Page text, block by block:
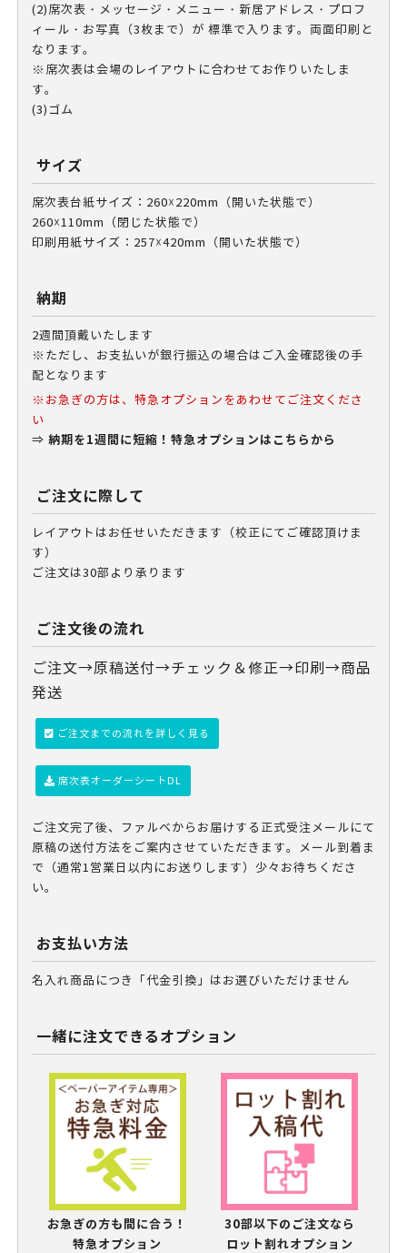
(2)席次表・メッセージ・メニュー・新居アドレス・プロフ
ィール・お写真（3枚まで）が 標準で入ります。両面印刷と
なります。
※席次表は会場のレイアウトに合わせてお作りいたしま
す。
(3)ゴム
サイズ
席次表台紙サイズ：260☓220mm（開いた状態で）
260☓110mm（閉じた状態で）
印刷用紙サイズ：257☓420mm（開いた状態で）
納期
2週間頂戴いたします
※ただし、お支払いが銀行振込の場合はご入金確認後の手
配となります
※お急ぎの方は、特急オプションをあわせてご注文くださ
い
⇒ 納期を1週間に短縮！特急オプションはこちらから
ご注文に際して
レイアウトはお任せいただきます（校正にてご確認頂けま
す）
ご注文は30部より承ります
ご注文後の流れ
ご注文→原稿送付→チェック＆修正→印刷→商品
発送
ご注文までの流れを詳しく見る
席次表オーダーシートDL
ご注文完了後、ファルベからお届けする正式受注メールにて
原稿の送付方法をご案内させていただきます。メール到着ま
で（通常1営業日以内にお送りします）少々お待ちくださ
い。
お支払い方法
名入れ商品につき「代金引換」はお選びいただけません
一緒に注文できるオプション
お急ぎの方も間に合う！
特急オプション
30部以下のご注文なら
ロット割れオプション